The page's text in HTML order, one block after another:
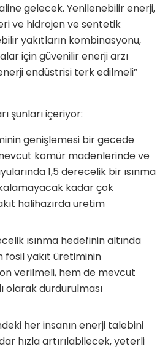
gelecek. Yenilenebilir enerji,
ve hidrojen ve sentetik
yakıtların kombinasyonu,
için güvenilir enerji arzı
endüstrisi terk edilmeli”
şunları içeriyor:
genişlemesi bir gecede
kömür madenlerinde ve
1,5 derecelik bir ısınma
kadar çok
halihazırda üretim
ısınma hedefinin altında
fosil yakıt üretiminin
verilmeli, hem de mevcut
olarak durdurulması
her insanın enerji talebini
hızla artırılabilecek, yeterli